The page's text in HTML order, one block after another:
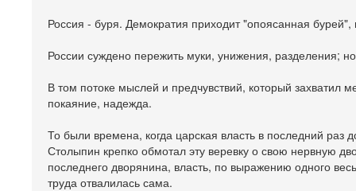
Россия - буря. Демократия приходит "опоясанная бурей",
России суждено пережить муки, унижения, разделения;
В том потоке мыслей и предчувствий, который захватил
покаяние, надежда.
То были времена, когда царская власть в последний раз
Столыпин крепко обмотал эту веревку о свою нервную
последнего дворянина, власть, по выражению одного
труда отвалилась сама.